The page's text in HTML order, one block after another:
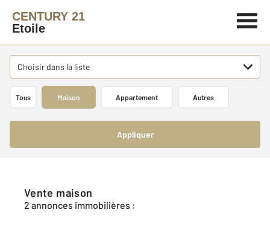
CENTURY 21
Etoile
Choisir dans la liste
Tous Maison Appartement Autres
Appliquer
Vente maison
2 annonces immobilières :